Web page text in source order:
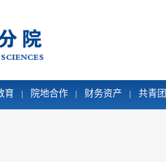
育 | 院地合作 | 财务资产 | 共青团